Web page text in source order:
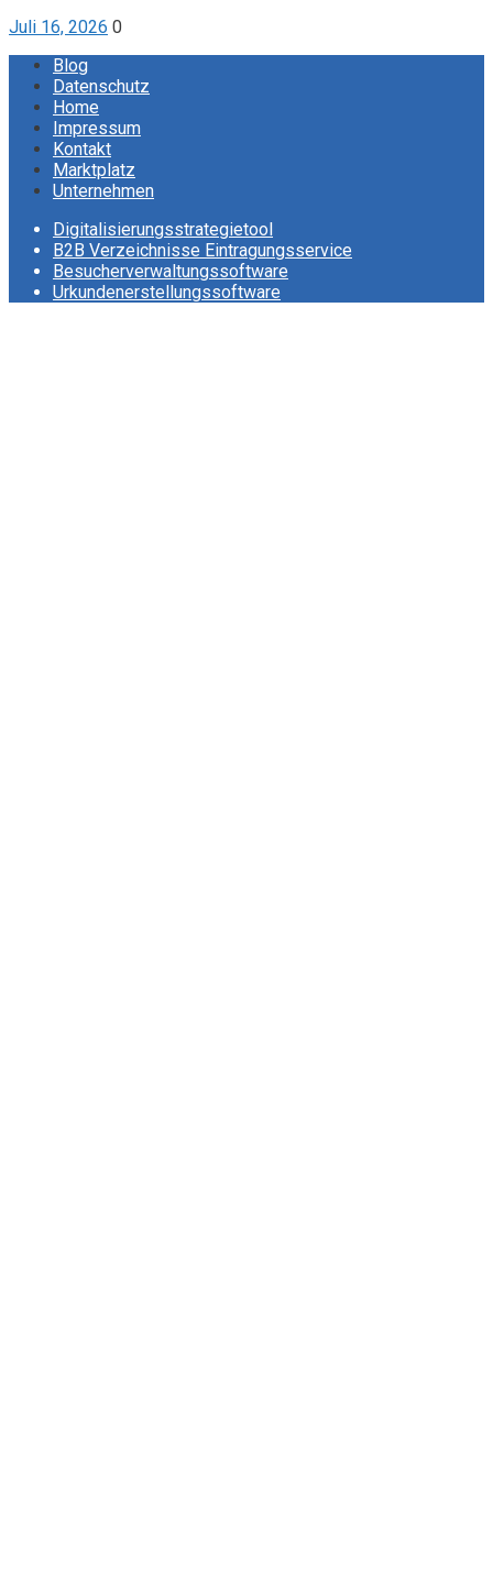
Juli 16, 2026 0
Blog
Datenschutz
Home
Impressum
Kontakt
Marktplatz
Unternehmen
Digitalisierungsstrategietool
B2B Verzeichnisse Eintragungsservice
Besucherverwaltungssoftware
Urkundenerstellungssoftware